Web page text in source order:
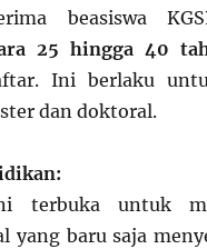
beasiswa
25 hingga 40
Ini berlaku
dan doktoral.
terbuka untuk
yang baru saja